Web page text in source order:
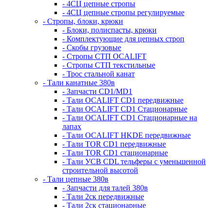
- 4СЦ цепные стропы
- 4СЦ цепные стропы регулируемые
- Стропы, блоки, крюки
- Блоки, полиспасты, крюки
- Комплектующие для цепных строп
- Скобы грузовые
- Стропы СТП OCALIFT
- Стропы СТП текстильные
- Трос стальной канат
- Тали канатные 380в
- Запчасти CD1/MD1
- Тали OCALIFT CD1 передвижные
- Тали OCALIFT CD1 Стационарные
- Тали OCALIFT CD1 Стационарные на
лапах
- Тали OCALIFT HKDE передвижные
- Тали TOR CD1 передвижные
- Тали TOR CD1 стационарные
- Тали УСВ CDL тельферы с уменьшенной
строительной высотой
- Тали цепные 380в
- Запчасти для талей 380в
- Тали 2ск передвижные
- Тали 2ск стационарные